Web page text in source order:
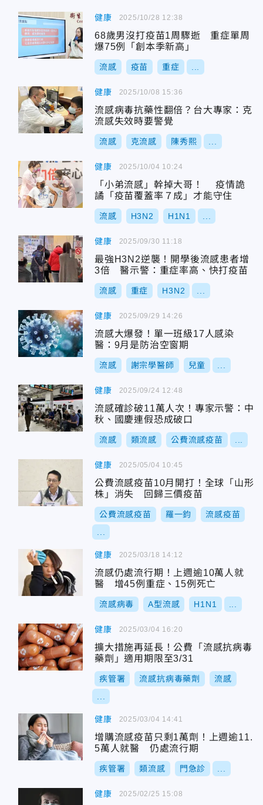
健康
68歲男沒打疫苗1周驟逝 重症單周
爆75例「創本季新高」
流感 疫苗 重症
2025/10/28 12:38
健康
流感病毒抗藥性翻倍？台大專家：克
流感失效時要警覺
流感 克流感 陳秀熙
2025/10/08 15:36
健康
「小弟流感」幹掉大哥！ 疫情詭
譎「疫苗覆蓋率７成」才能守住
流感 H3N2 H1N1
2025/10/04 10:24
健康
最強H3N2逆襲！開學後流感患者增
3倍 醫示警：重症率高、快打疫苗
流感 重症 H3N2
2025/09/30 11:18
健康
流感大爆發！單一班級17人感染
醫：9月是防治空窗期
流感 謝宗學醫師 兒童
2025/09/29 14:26
健康
流感確診破11萬人次！專家示警：中
秋、國慶連假恐成破口
流感 類流感 公費流感疫苗
2025/09/24 12:48
健康
公費流感疫苗10月開打！全球「山形
株」消失 回歸三價疫苗
公費流感疫苗 羅一鈞 流感疫苗
2025/05/04 10:45
健康
流感仍處流行期！上週逾10萬人就
醫 增45例重症、15例死亡
流感病毒 A型流感 H1N1
2025/03/18 14:12
健康
擴大措施再延長！公費「流感抗病毒
藥劑」適用期限至3/31
疾管署 流感抗病毒藥劑 流感
2025/03/04 16:20
健康
增購流感疫苗只剩1萬劑！上週逾11.
5萬人就醫 仍處流行期
疾管署 類流感 門急診
2025/03/04 14:41
健康 2025/02/25 15:08